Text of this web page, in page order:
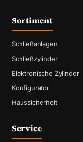
Sortiment
Schließanlagen
Schließzylinder
Elektronische Zylinder
Konfigurator
Haussicherheit
Service